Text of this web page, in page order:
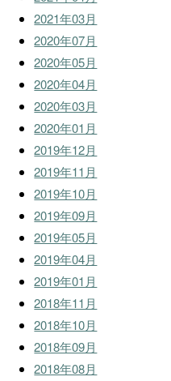
2021年03月
2020年07月
2020年05月
2020年04月
2020年03月
2020年01月
2019年12月
2019年11月
2019年10月
2019年09月
2019年05月
2019年04月
2019年01月
2018年11月
2018年10月
2018年09月
2018年08月